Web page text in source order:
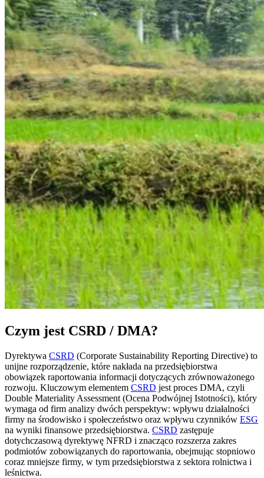
Czym jest CSRD / DMA?
Dyrektywa CSRD (Corporate Sustainability Reporting Directive) to
unijne rozporządzenie, które nakłada na przedsiębiorstwa
obowiązek raportowania informacji dotyczących zrównoważonego
rozwoju. Kluczowym elementem CSRD jest proces DMA, czyli
Double Materiality Assessment (Ocena Podwójnej Istotności), który
wymaga od firm analizy dwóch perspektyw: wpływu działalności
firmy na środowisko i społeczeństwo oraz wpływu czynników ESG
na wyniki finansowe przedsiębiorstwa. CSRD zastępuje
dotychczasową dyrektywę NFRD i znacząco rozszerza zakres
podmiotów zobowiązanych do raportowania, obejmując stopniowo
coraz mniejsze firmy, w tym przedsiębiorstwa z sektora rolnictwa i
leśnictwa.